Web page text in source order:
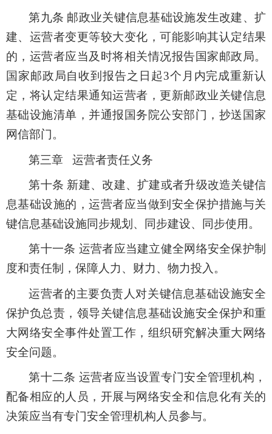
第九条 邮政业关键信息基础设施发生改建、扩
建、运营者变更等较大变化，可能影响其认定结果
的，运营者应当及时将相关情况报告国家邮政局。
国家邮政局自收到报告之日起3个月内完成重新认
定，将认定结果通知运营者，更新邮政业关键信息
基础设施清单，并通报国务院公安部门，抄送国家
网信部门。
第三章 运营者责任义务
第十条 新建、改建、扩建或者升级改造关键信
息基础设施的，运营者应当做到安全保护措施与关
键信息基础设施同步规划、同步建设、同步使用。
第十一条 运营者应当建立健全网络安全保护制
度和责任制，保障人力、财力、物力投入。
运营者的主要负责人对关键信息基础设施安全
保护负总责，领导关键信息基础设施安全保护和重
大网络安全事件处置工作，组织研究解决重大网络
安全问题。
第十二条 运营者应当设置专门安全管理机构，
配备相应的人员，开展与网络安全和信息化有关的
决策应当有专门安全管理机构人员参与。